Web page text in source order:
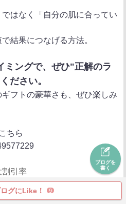
ではなく「自分の肌に合ってい
結果につなげる方法。
ミングで、ぜひ"正解のラ
ださい。
フトの豪華さも、ぜひ楽しみ
ちら
引率
グにLike！ 9
ブログを
書く